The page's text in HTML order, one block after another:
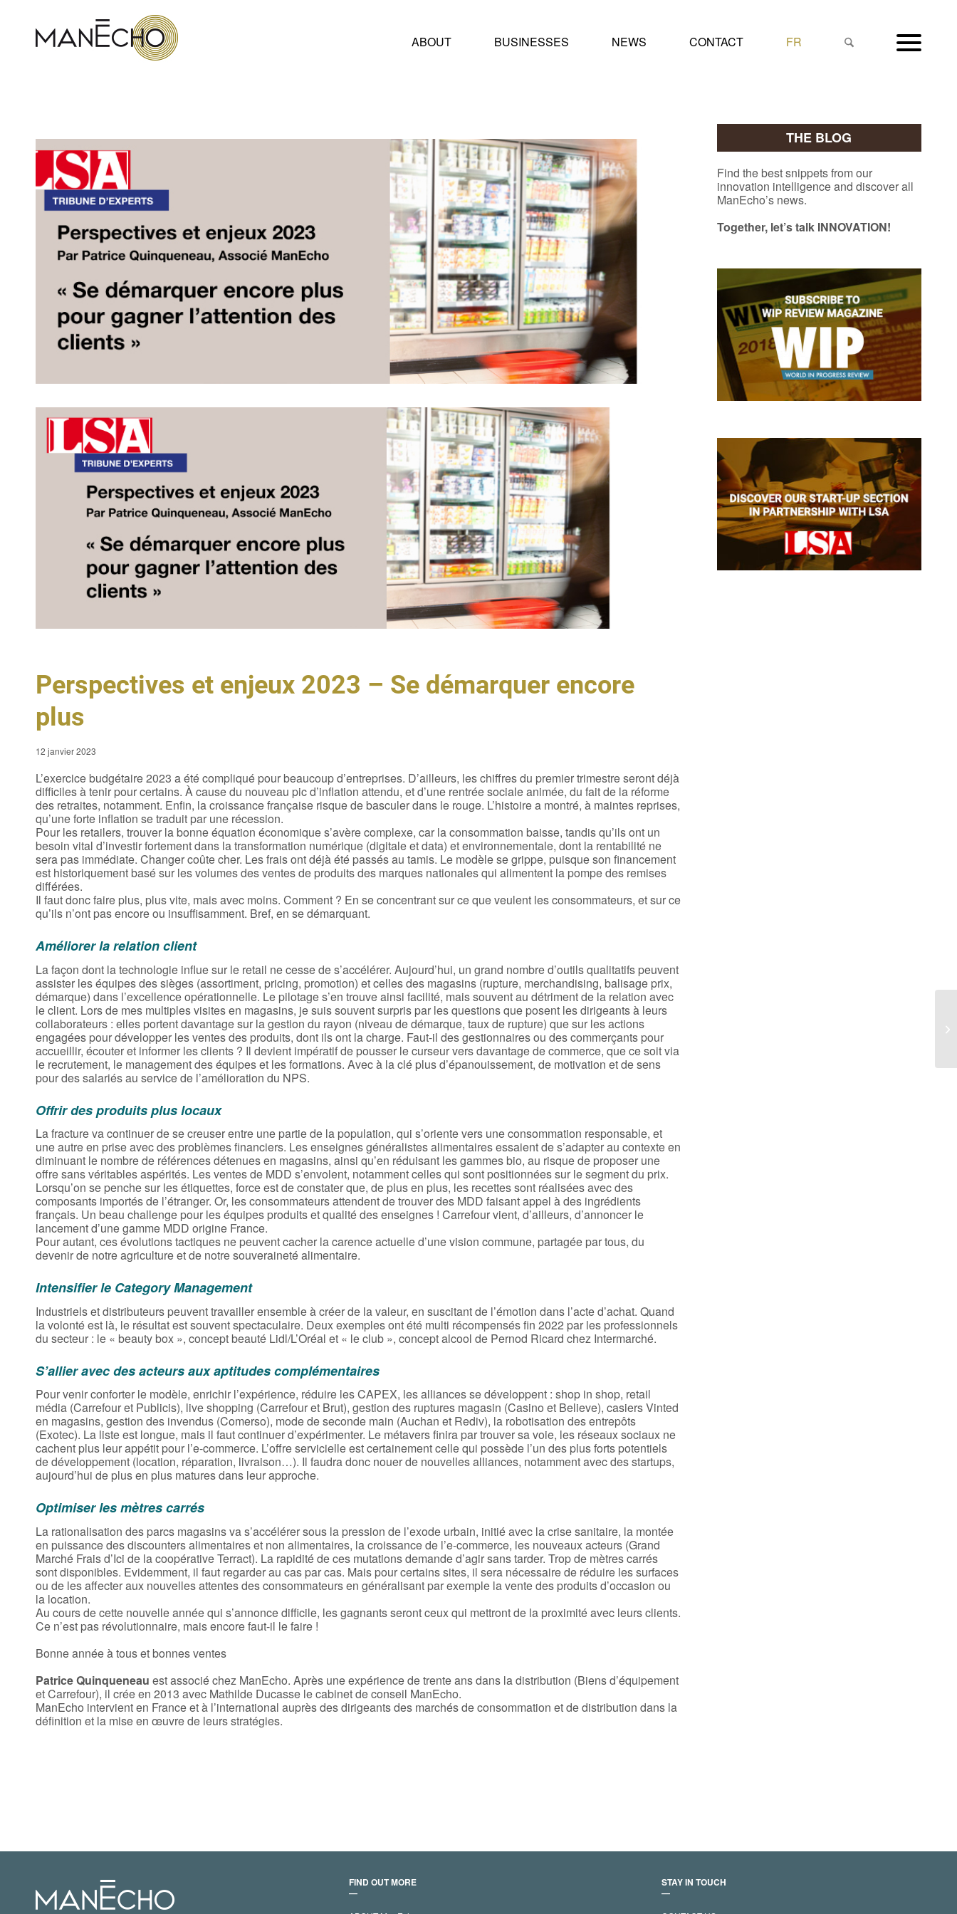
ABOUT BUSINESSES NEWS CONTACT FR
Perspectives et enjeux 2023 – Se démarquer encore
plus
12 janvier 2023
L’exercice budgétaire 2023 a été compliqué pour beaucoup d’entreprises. D’ailleurs, les chiffres du premier trimestre seront déjà
difficiles à tenir pour certains. À cause du nouveau pic d’inflation attendu, et d’une rentrée sociale animée, du fait de la réforme
des retraites, notamment. Enfin, la croissance française risque de basculer dans le rouge. L’histoire a montré, à maintes reprises,
qu’une forte inflation se traduit par une récession.
Pour les retailers, trouver la bonne équation économique s’avère complexe, car la consommation baisse, tandis qu’ils ont un
besoin vital d’investir fortement dans la transformation numérique (digitale et data) et environnementale, dont la rentabilité ne
sera pas immédiate. Changer coûte cher. Les frais ont déjà été passés au tamis. Le modèle se grippe, puisque son financement
est historiquement basé sur les volumes des ventes de produits des marques nationales qui alimentent la pompe des remises
différées.
Il faut donc faire plus, plus vite, mais avec moins. Comment ? En se concentrant sur ce que veulent les consommateurs, et sur ce
qu’ils n’ont pas encore ou insuffisamment. Bref, en se démarquant.
Améliorer la relation client
La façon dont la technologie influe sur le retail ne cesse de s’accélérer. Aujourd’hui, un grand nombre d’outils qualitatifs peuvent
assister les équipes des sièges (assortiment, pricing, promotion) et celles des magasins (rupture, merchandising, balisage prix,
démarque) dans l’excellence opérationnelle. Le pilotage s’en trouve ainsi facilité, mais souvent au détriment de la relation avec
le client. Lors de mes multiples visites en magasins, je suis souvent surpris par les questions que posent les dirigeants à leurs
collaborateurs : elles portent davantage sur la gestion du rayon (niveau de démarque, taux de rupture) que sur les actions
engagées pour développer les ventes des produits, dont ils ont la charge. Faut-il des gestionnaires ou des commerçants pour
accueillir, écouter et informer les clients ? Il devient impératif de pousser le curseur vers davantage de commerce, que ce soit via
le recrutement, le management des équipes et les formations. Avec à la clé plus d’épanouissement, de motivation et de sens
pour des salariés au service de l’amélioration du NPS.
Offrir des produits plus locaux
La fracture va continuer de se creuser entre une partie de la population, qui s’oriente vers une consommation responsable, et
une autre en prise avec des problèmes financiers. Les enseignes généralistes alimentaires essaient de s’adapter au contexte en
diminuant le nombre de références détenues en magasins, ainsi qu’en réduisant les gammes bio, au risque de proposer une
offre sans véritables aspérités. Les ventes de MDD s’envolent, notamment celles qui sont positionnées sur le segment du prix.
Lorsqu’on se penche sur les étiquettes, force est de constater que, de plus en plus, les recettes sont réalisées avec des
composants importés de l’étranger. Or, les consommateurs attendent de trouver des MDD faisant appel à des ingrédients
français. Un beau challenge pour les équipes produits et qualité des enseignes ! Carrefour vient, d’ailleurs, d’annoncer le
lancement d’une gamme MDD origine France.
Pour autant, ces évolutions tactiques ne peuvent cacher la carence actuelle d’une vision commune, partagée par tous, du
devenir de notre agriculture et de notre souveraineté alimentaire.
Intensifier le Category Management
Industriels et distributeurs peuvent travailler ensemble à créer de la valeur, en suscitant de l’émotion dans l’acte d’achat. Quand
la volonté est là, le résultat est souvent spectaculaire. Deux exemples ont été multi récompensés fin 2022 par les professionnels
du secteur : le « beauty box », concept beauté Lidl/L’Oréal et « le club », concept alcool de Pernod Ricard chez Intermarché.
S’allier avec des acteurs aux aptitudes complémentaires
Pour venir conforter le modèle, enrichir l’expérience, réduire les CAPEX, les alliances se développent : shop in shop, retail
média (Carrefour et Publicis), live shopping (Carrefour et Brut), gestion des ruptures magasin (Casino et Believe), casiers Vinted
en magasins, gestion des invendus (Comerso), mode de seconde main (Auchan et Rediv), la robotisation des entrepôts
(Exotec). La liste est longue, mais il faut continuer d’expérimenter. Le métavers finira par trouver sa voie, les réseaux sociaux ne
cachent plus leur appétit pour l’e-commerce. L’offre servicielle est certainement celle qui possède l’un des plus forts potentiels
de développement (location, réparation, livraison…). Il faudra donc nouer de nouvelles alliances, notamment avec des startups,
aujourd’hui de plus en plus matures dans leur approche.
Optimiser les mètres carrés
La rationalisation des parcs magasins va s’accélérer sous la pression de l’exode urbain, initié avec la crise sanitaire, la montée
en puissance des discounters alimentaires et non alimentaires, la croissance de l’e-commerce, les nouveaux acteurs (Grand
Marché Frais d’Ici de la coopérative Terract). La rapidité de ces mutations demande d’agir sans tarder. Trop de mètres carrés
sont disponibles. Evidemment, il faut regarder au cas par cas. Mais pour certains sites, il sera nécessaire de réduire les surfaces
ou de les affecter aux nouvelles attentes des consommateurs en généralisant par exemple la vente des produits d’occasion ou
la location.
Au cours de cette nouvelle année qui s’annonce difficile, les gagnants seront ceux qui mettront de la proximité avec leurs clients.
Ce n’est pas révolutionnaire, mais encore faut-il le faire !
Bonne année à tous et bonnes ventes
Patrice Quinqueneau est associé chez ManEcho. Après une expérience de trente ans dans la distribution (Biens d’équipement
et Carrefour), il crée en 2013 avec Mathilde Ducasse le cabinet de conseil ManEcho.
ManEcho intervient en France et à l’international auprès des dirigeants des marchés de consommation et de distribution dans la
définition et la mise en œuvre de leurs stratégies.
THE BLOG
Find the best snippets from our
innovation intelligence and discover all
ManEcho’s news.
Together, let’s talk INNOVATION!
FIND OUT MORE
―
STAY IN TOUCH
―